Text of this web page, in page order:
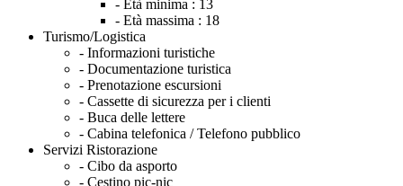
- Età minima : 13
- Età massima : 18
Turismo/Logistica
- Informazioni turistiche
- Documentazione turistica
- Prenotazione escursioni
- Cassette di sicurezza per i clienti
- Buca delle lettere
- Cabina telefonica / Telefono pubblico
Servizi Ristorazione
- Cibo da asporto
- Cestino pic-nic